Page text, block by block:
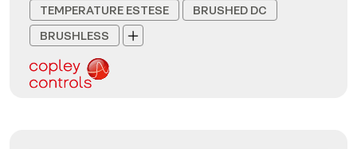
TEMPERATURE ESTESE
BRUSHED DC
BRUSHLESS